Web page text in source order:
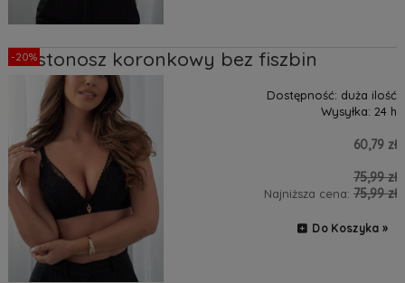
Biustonosz koronkowy bez fiszbin
Dostępność: duża ilość
Wysyłka: 24 h
60,79 zł
75,99 zł
Najniższa cena:75,99 zł
Do Koszyka »
-20%